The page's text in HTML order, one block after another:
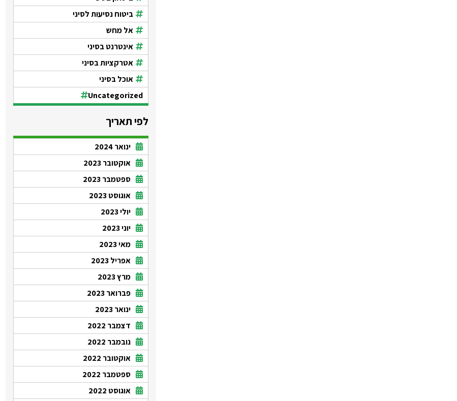
ביטוח נסיעות לסיני
אל מחש
אינטרנט בסיני
אטרקציות בסיני
אוכל בסיני
Uncategorized
לפי תאריך
ינואר 2024
אוקטובר 2023
ספטמבר 2023
אוגוסט 2023
יולי 2023
יוני 2023
מאי 2023
אפריל 2023
מרץ 2023
פברואר 2023
ינואר 2023
דצמבר 2022
נובמבר 2022
אוקטובר 2022
ספטמבר 2022
אוגוסט 2022